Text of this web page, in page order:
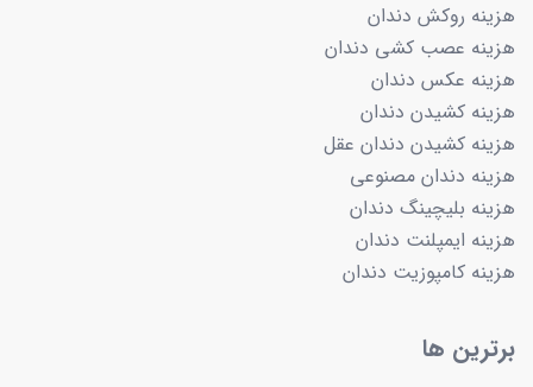
هزینه روکش دندان
هزینه عصب کشی دندان
هزینه عکس دندان
هزینه کشیدن دندان
هزینه کشیدن دندان عقل
هزینه دندان مصنوعی
هزینه بلیچینگ دندان
هزینه ایمپلنت دندان
هزینه کامپوزیت دندان
برترین ها